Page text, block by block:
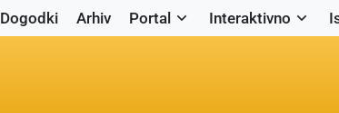
Dogodki Arhiv Portal Interaktivno